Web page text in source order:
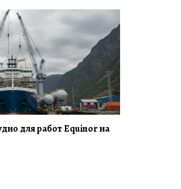
для работ Equinor на